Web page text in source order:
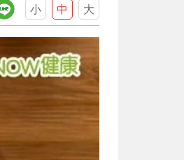
小 中 大